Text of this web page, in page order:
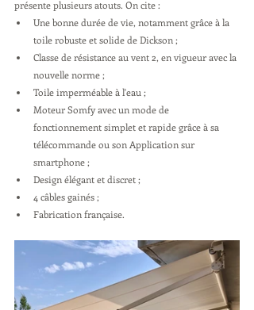
présente plusieurs atouts. On cite :
Une bonne durée de vie, notamment grâce à la
toile robuste et solide de Dickson ;
Classe de résistance au vent 2, en vigueur avec la
nouvelle norme ;
Toile imperméable à l'eau ;
Moteur Somfy avec un mode de
fonctionnement simplet et rapide grâce à sa
télécommande ou son Application sur
smartphone ;
Design élégant et discret ;
4 câbles gainés ;
Fabrication française.